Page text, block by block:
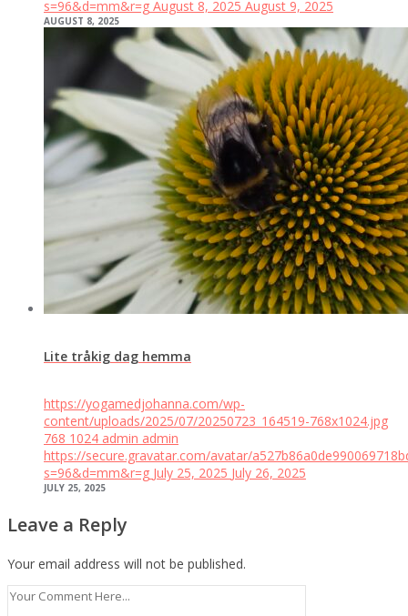
s=96&d=mm&r=g August 8, 2025 August 9, 2025
AUGUST 8, 2025
Lite tråkig dag hemma
https://yogamedjohanna.com/wp-
content/uploads/2025/07/20250723_164519-768x1024.jpg
768 1024 admin admin
https://secure.gravatar.com/avatar/
s=96&d=mm&r=g July 25, 2025 July 26, 2025
JULY 25, 2025
Leave a Reply
Your email address will not be published.